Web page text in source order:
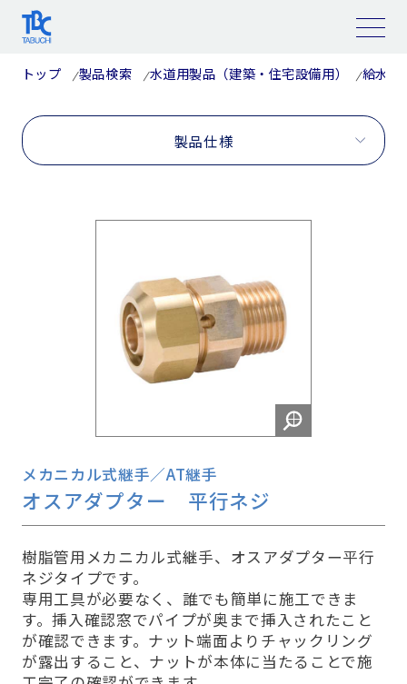
トップ 製品検索 水道用製品（建築・住宅設備用） 給水・
製品仕様
メカニカル式継手／AT継手
オスアダプター 平行ネジ
樹脂管用メカニカル式継手、オスアダプター平行
ネジタイプです。
専用工具が必要なく、誰でも簡単に施工できま
す。挿入確認窓でパイプが奥まで挿入されたこと
が確認できます。ナット端面よりチャックリング
が露出すること、ナットが本体に当たることで施